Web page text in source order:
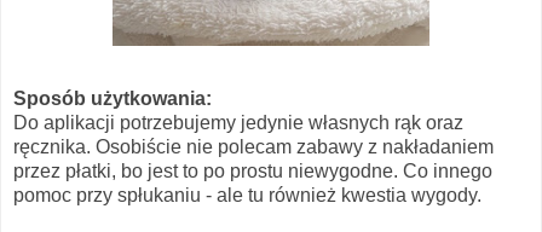
Sposób użytkowania:
Do aplikacji potrzebujemy jedynie własnych rąk oraz
ręcznika. Osobiście nie polecam zabawy z nakładaniem
przez płatki, bo jest to po prostu niewygodne. Co innego
pomoc przy spłukaniu - ale tu również kwestia wygody.